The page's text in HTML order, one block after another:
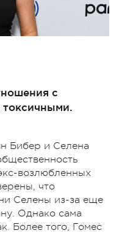
с
Бибер и Селена
возлюбленных
что
Селены из-за еще
Однако сама
Более того, Гомес